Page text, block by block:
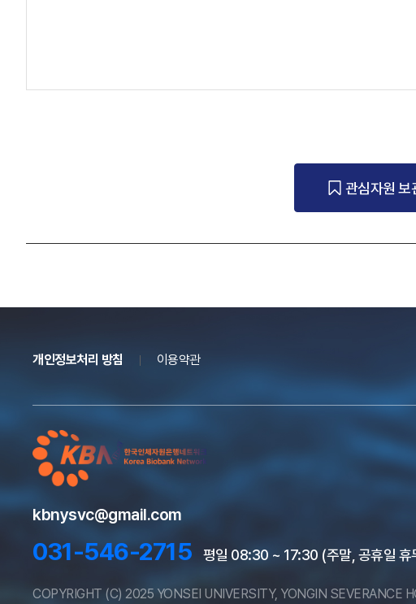
관심자원 보
개인정보처리 방침 이용약관
kbnysvc@gmail.com
031-546-2715 평일 08:30 ~ 17:30 (주말, 공휴일 휴
COPYRIGHT (C) 2025 YONSEI UNIVERSITY, YONGIN SEVERANCE